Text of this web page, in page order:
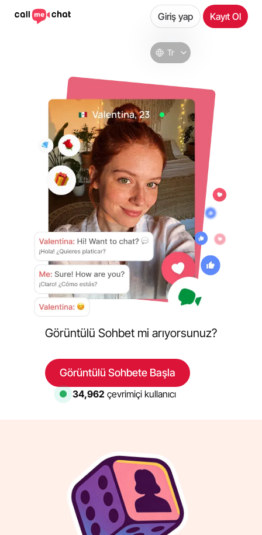
Tr
Giriş yap Kayıt Ol
Görüntülü Sohbet mi arıyorsunuz?
Görüntülü Sohbete Başla
34,962 çevrimiçi kullanıcı